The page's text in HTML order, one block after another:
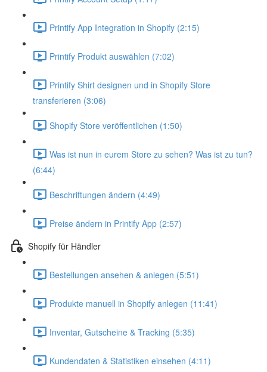
Printify App Integration in Shopify (2:15)
Printify Produkt auswählen (7:02)
Printify Shirt designen und in Shopify Store
transferieren (3:06)
Shopify Store veröffentlichen (1:50)
Was ist nun in eurem Store zu sehen? Was ist zu tun?
(6:44)
Beschriftungen ändern (4:49)
Preise ändern in Printify App (2:57)
Shopify für Händler
Bestellungen ansehen & anlegen (5:51)
Produkte manuell in Shopify anlegen (11:41)
Inventar, Gutscheine & Tracking (5:35)
Kundendaten & Statistiken einsehen (4:11)